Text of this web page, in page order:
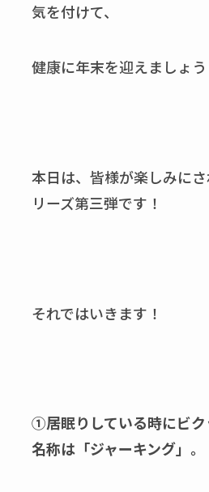
気を付けて、
健康に年末を迎えましょう
本日は、皆様が楽しみに
リーズ第三弾です！
それではいきます！
①居眠りしている時にビク
名称は「ジャーキング」。